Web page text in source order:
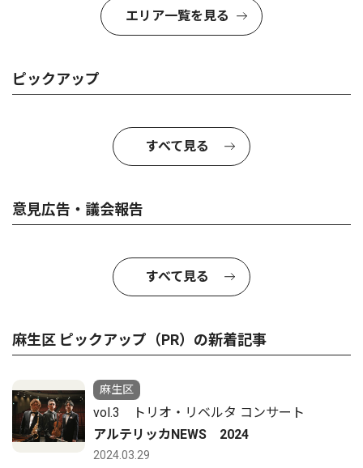
エリア一覧を見る
ピックアップ
すべて見る
意見広告・議会報告
すべて見る
麻生区 ピックアップ（PR）の新着記事
麻生区
vol.3 トリオ・リベルタ コンサート
アルテリッカNEWS 2024
2024.03.29